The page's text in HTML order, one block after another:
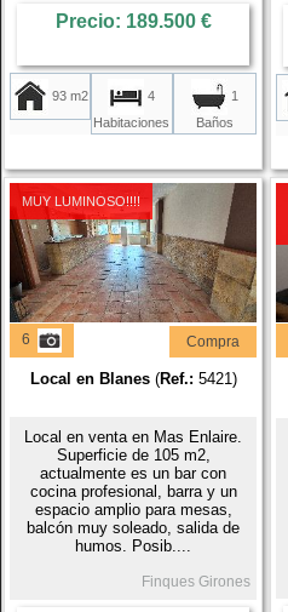
Precio: 189.500 €
93 m2
4
Habitaciones
1
Baños
MUY LUMINOSO!!!!
6 Compra
Local en Blanes(Ref.: 5421)
Local en venta en Mas Enlaire.
Superficie de 105 m2,
actualmente es un bar con
cocina profesional, barra y un
espacio amplio para mesas,
balcón muy soleado, salida de
humos. Posib....
Finques Girones